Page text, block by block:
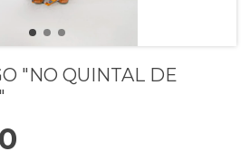
"NO QUINTAL DE